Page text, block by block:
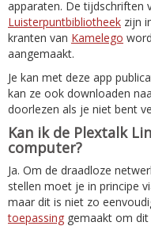
apparaten. De tijdschriften
Luisterpuntbibliotheek zijn
kranten van Kamelego
aangemaakt.
Je kan met deze app
kan ze ook downloaden
doorlezen als je niet bent
Kan ik de Plextalk
computer?
Ja. Om de draadloze
stellen moet je in principe
maar dit is niet zo
toepassing gemaakt om